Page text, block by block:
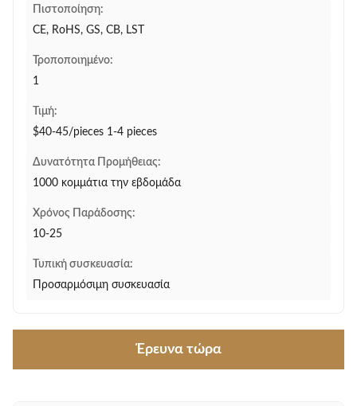
Πιστοποίηση:
CE, RoHS, GS, CB, LST
Τροποποιημένο:
1
Τιμή:
$40-45/pieces 1-4 pieces
Δυνατότητα Προμήθειας:
1000 κομμάτια την εβδομάδα
Χρόνος Παράδοσης:
10-25
Τυπική συσκευασία:
Προσαρμόσιμη συσκευασία
Έρευνα τώρα